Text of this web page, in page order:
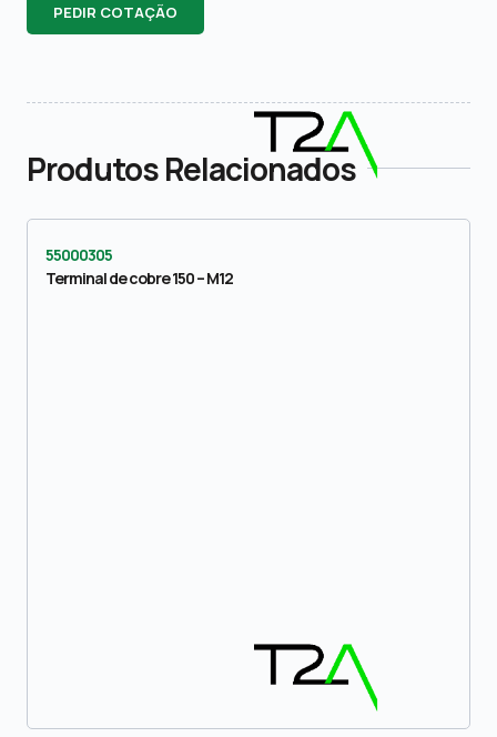
PEDIR COTAÇÃO
Produtos Relacionados
55000305
Terminal de cobre 150 – M12